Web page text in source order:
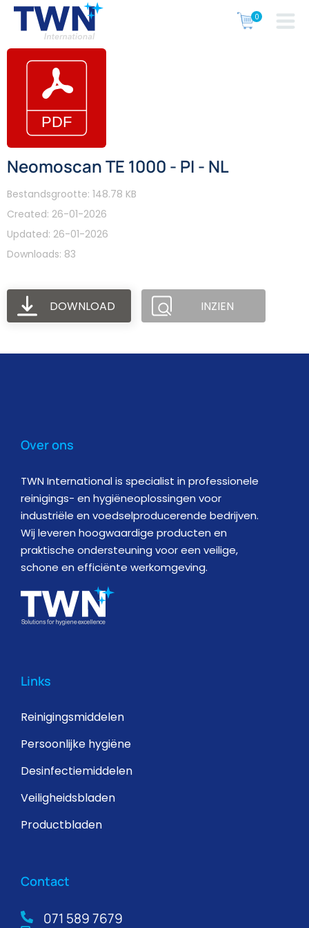
Neomoscan TE 1000 - PI - NL
Bestandsgrootte: 148.78 KB
Created: 26-01-2026
Updated: 26-01-2026
Downloads: 83
DOWNLOAD INZIEN
Over ons
TWN International is specialist in professionele
reinigings- en hygiëneoplossingen voor
industriële en voedselproducerende bedrijven.
Wij leveren hoogwaardige producten en
praktische ondersteuning voor een veilige,
schone en efficiënte werkomgeving.
Links
Reinigingsmiddelen
Persoonlijke hygiëne
Desinfectiemiddelen
Veiligheidsbladen
Productbladen
Contact
071 589 7679